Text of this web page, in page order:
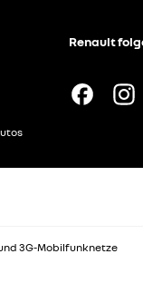
Renault
3G-Mobilfunknetze